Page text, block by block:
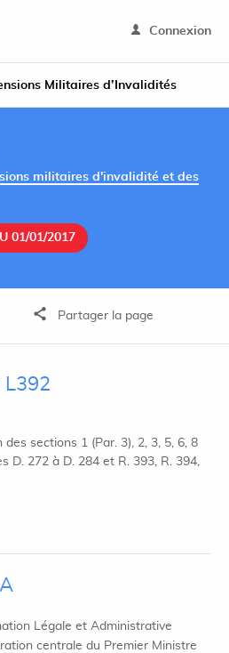
Connexion
Militaires d’Invalidités
militaires d'invalidité et des
01/01/2017
Partager la page
L392
sections 1 (Par. 3), 2, 3, 5, 6, 8
D. 272 à D. 284 et R. 393, R. 394,
Légale et Administrative
centrale du Premier Ministre